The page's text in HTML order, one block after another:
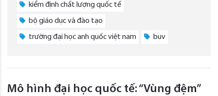
kiểm định chất lượng quốc tế
bộ giáo dục và đào tạo
trường đại học anh quốc việt nam buv
Mô hình đại học quốc tế: “Vùng đệm”